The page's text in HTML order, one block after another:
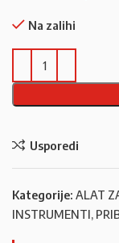
Na zalihi
Usporedi
Kategorije: ALAT
INSTRUMENTI,